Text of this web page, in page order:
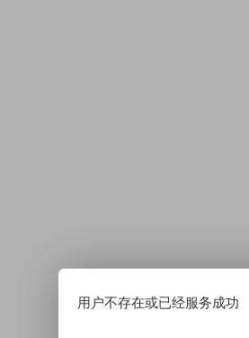
用户不存在或已经服务成功